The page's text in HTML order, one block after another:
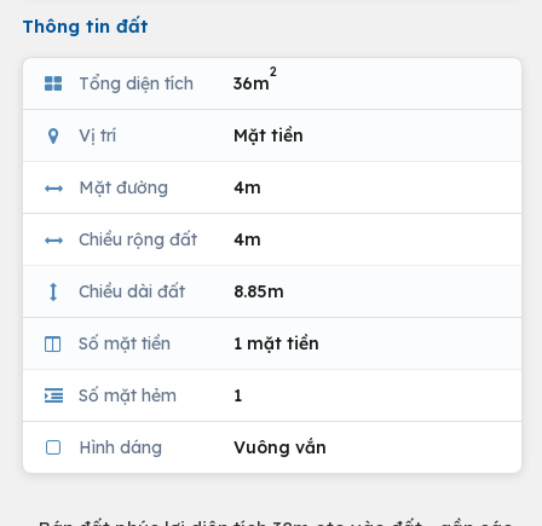
Thông tin đất
Tổng diện tích 36m
2
Vị trí Mặt tiền
Mặt đường 4m
Chiều rộng đất 4m
Chiều dài đất 8.85m
Số mặt tiền 1 mặt tiền
Số mặt hẻm 1
Hình dáng Vuông vắn